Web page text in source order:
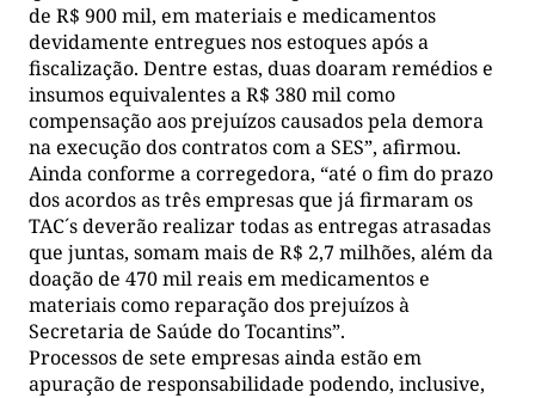
de R$ 900 mil, em materiais e medicamentos
devidamente entregues nos estoques após a
fiscalização. Dentre estas, duas doaram remédios e
insumos equivalentes a R$ 380 mil como
compensação aos prejuízos causados pela demora
na execução dos contratos com a SES”, afirmou.
Ainda conforme a corregedora, “até o fim do prazo
dos acordos as três empresas que já firmaram os
TAC´s deverão realizar todas as entregas atrasadas
que juntas, somam mais de R$ 2,7 milhões, além da
doação de 470 mil reais em medicamentos e
materiais como reparação dos prejuízos à
Secretaria de Saúde do Tocantins”.
Processos de sete empresas ainda estão em
apuração de responsabilidade podendo, inclusive,